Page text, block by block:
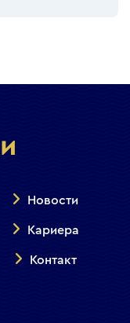
Новости
Кариера
Контакт